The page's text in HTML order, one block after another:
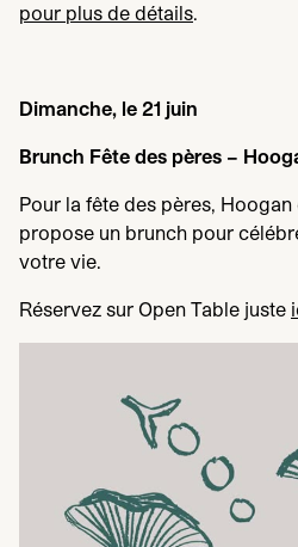
pour plus de détails.
Dimanche, le 21 juin
Brunch Fête des pères –
Pour la fête des pères,
propose un brunch pour
votre vie.
Réservez sur Open Table juste